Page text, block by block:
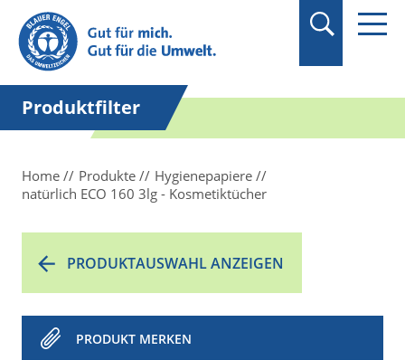
Suchbegriff in
Anführungszeichen
setzen.
Produktfilter
Home Produkte
Hygienepapiere
natürlich ECO 160 3lg - Kosmetiktücher
PRODUKTAUSWAHL ANZEIGEN
PRODUKT MERKEN